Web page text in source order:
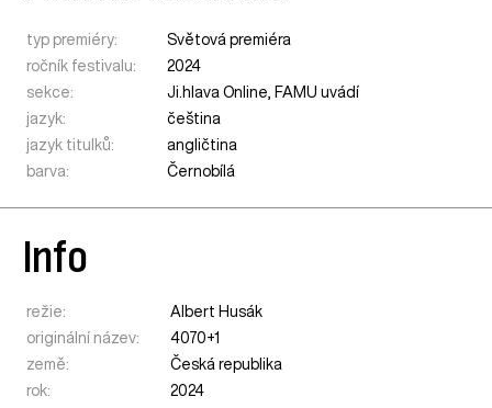
typ premiéry:
Světová premiéra
ročník festivalu:
2024
sekce:
Ji.hlava Online, FAMU uvádí
jazyk:
čeština
jazyk titulků:
angličtina
barva:
Černobílá
Info
režie:
Albert Husák
originální název:
4070+1
země:
Česká republika
rok:
2024